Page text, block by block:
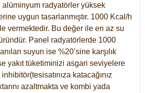
radyatörler yüksek
uygun tasarlanmıştır. 1000 Kcal/h
vermektedir. Bu değer ile en az su
Panel radyatörlerde 1000
suyun ise %20’sine karşılık
yakıt tüketiminizi asgari seviyelere
katacağınız
azaltmakta ve kombi yada